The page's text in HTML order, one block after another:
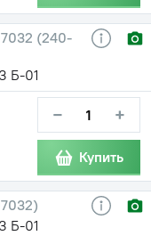
(240-
Б-01
− +
Купить
Б-01